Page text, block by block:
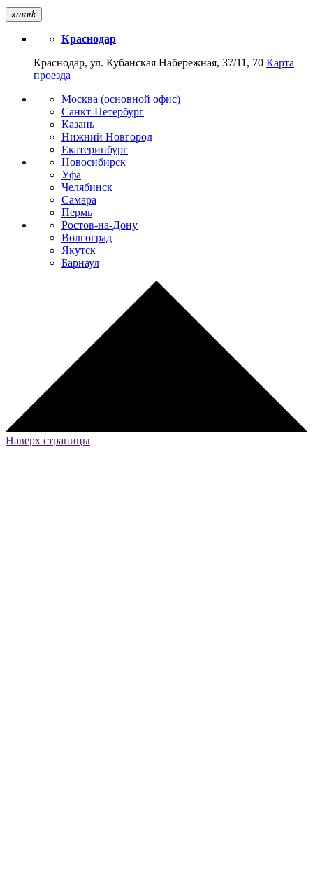
xmark
Краснодар
Краснодар, ул. Кубанская Набережная, 37/11, 70 Карта
проезда
Москва (основной офис)
Санкт-Петербург
Казань
Нижний Новгород
Екатеринбург
Новосибирск
Уфа
Челябинск
Самара
Пермь
Ростов-на-Дону
Волгоград
Якутск
Барнаул
Наверх страницы